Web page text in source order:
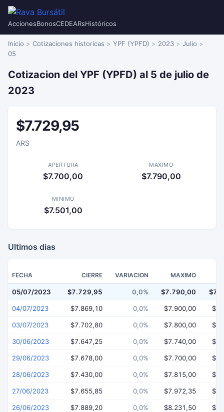
AccionesBonosCEDEARsHistóricos
Inicio Cotizaciones historicas YPF (YPFD) 2023
Julio
05
Cotizacion del YPF (YPFD) al 5 de julio de
2023
$7.729,95
ARS
APERTURA
$7.700,00
MAXIMO
$7.790,00
MINIMO
$7.501,00
Ultimos dias
FECHA CIERRE VARIACION MAXIMO
05/07/2023 $7.729,95 0,0% $7.790,00
04/07/2023 $7.869,10 0,0% $7.900,00
03/07/2023 $7.702,80 0,0% $7.800,00
30/06/2023 $7.647,25 0,0% $7.740,00
29/06/2023 $7.678,00 0,0% $7.700,00
28/06/2023 $7.430,00 0,0% $7.815,00
27/06/2023 $7.655,85 0,0% $7.972,35
26/06/2023 $7.889,20 0,0% $8.231,50